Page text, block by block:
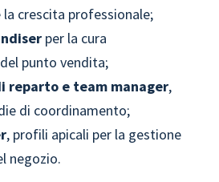
la crescita professionale;
per la cura
punto vendita;
reparto e team manager,
di coordinamento;
, profili apicali per la gestione
negozio.